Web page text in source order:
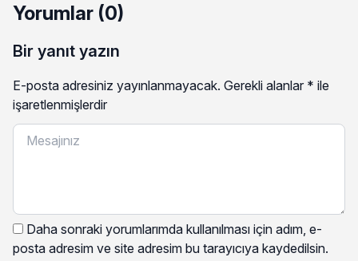
Yorumlar (0)
Bir yanıt yazın
E-posta adresiniz yayınlanmayacak. Gerekli alanlar * ile
işaretlenmişlerdir
Daha sonraki yorumlarımda kullanılması için adım, e-
posta adresim ve site adresim bu tarayıcıya kaydedilsin.